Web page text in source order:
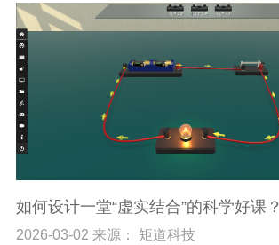
如何设计一堂“虚实结合”的科学好课？
2026-03-02 来源： 矩道科技